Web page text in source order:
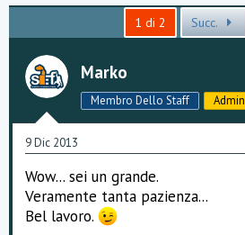
1 di 2 Succ.
Marko
Membro Dello Staff Admin
9 Dic 2013
Wow... sei un grande.
Veramente tanta pazienza...
Bel lavoro.